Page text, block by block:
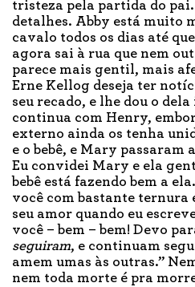
tristeza pela partida do
detalhes. Abby está muito
cavalo todos os dias até
agora sai à rua que nem
parece mais gentil, mais
Erne Kellog deseja ter
seu recado, e lhe dou o
continua com Henry,
externo ainda os tenha
e o bebê, e Mary passaram
Eu convidei Mary e ela
bebê está fazendo bem a
você com bastante ternura
seu amor quando eu
você – bem – bem! Devo
seguiram, e continuam
amem umas às outras.”
nem toda morte é pra